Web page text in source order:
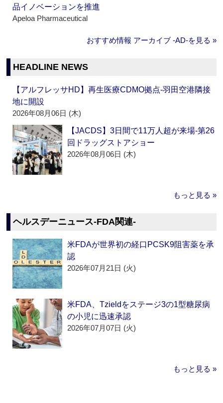
品イノベーションを推進
Apeloa Pharmaceutical
おすすめ情報 アーカイブ ‐AD‐を見る »
HEADLINE NEWS
【アルフレッサHD】再生医療CDMO拠点‐羽田空港隣接
地に開設
2026年08月06日 (木)
【JACDS】3日間で11万人超が来場‐第26
回ドラッグストアショー
2026年08月06日 (木)
もっと見る »
ヘルスデーニュース‐FDA関連‐
米FDAが世界初の経口PCSK9阻害薬を承
認
2026年07月21日 (火)
米FDA、Tzieldをステージ3の1型糖尿病
の小児に迅速承認
2026年07月07日 (火)
もっと見る »